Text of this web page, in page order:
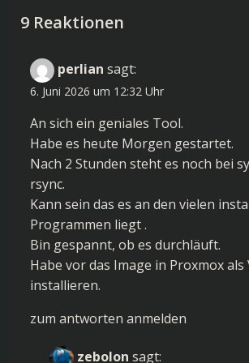
9 Reaktionen
perlian sagt:
6. Juni 2026 um 12:32 Uhr
An sich ein geniales Tool.
Habe es heute Morgen gestartet.
Nach 2 Stunden steht es noch bei
rsync.
Kann sein das es an den vielen
Programmen liegt .
Bin gespannt, ob es durchläuft.
Habe vor das Image in Proxmox als
installieren.
zum antworten anmelden
zebolon sagt: